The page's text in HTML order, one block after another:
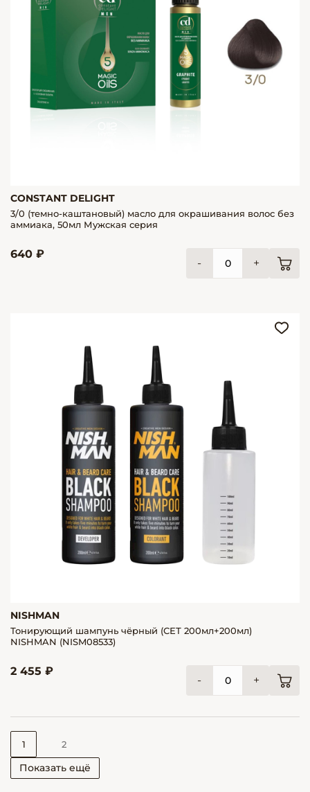
CONSTANT DELIGHT
3/0 (темно-каштановый) масло для окрашивания волос без
аммиака, 50мл Мужская серия
640 ₽
- +
NISHMAN
Тонирующий шампунь чёрный (СЕТ 200мл+200мл)
NISHMAN (NISM08533)
2 455 ₽
- +
Показать ещё
1 2